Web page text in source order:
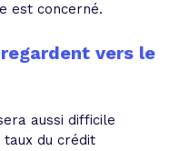
est concerné.
vers le
aussi difficile
du crédit